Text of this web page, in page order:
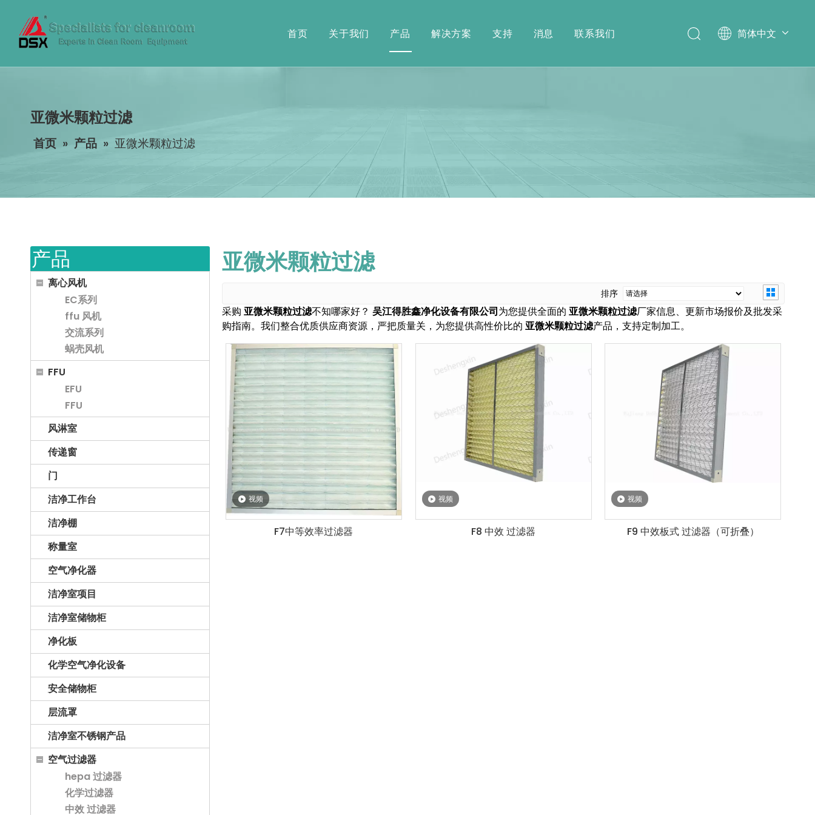
首页 关于我们 产品 解决方案 支持 消息 联系我们 简体中文
亚微米颗粒过滤
首页 » 产品 » 亚微米颗粒过滤
产品
离心风机
EC系列
ffu 风机
交流系列
蜗壳风机
FFU
EFU
FFU
风淋室
传递窗
门
洁净工作台
洁净棚
称量室
空气净化器
洁净室项目
洁净室储物柜
净化板
化学空气净化设备
安全储物柜
层流罩
洁净室不锈钢产品
空气过滤器
hepa 过滤器
化学过滤器
中效 过滤器
亚微米颗粒过滤
排序
采购 亚微米颗粒过滤不知哪家好？ 吴江得胜鑫净化设备有限公司为您提供全面的 亚微米颗粒过滤厂家信息、更新市场报价及批发采
购指南。我们整合优质供应商资源，严把质量关，为您提供高性价比的 亚微米颗粒过滤产品，支持定制加工。
视频
F7中等效率过滤器
视频
F8 中效 过滤器
视频
F9 中效板式 过滤器（可折叠）